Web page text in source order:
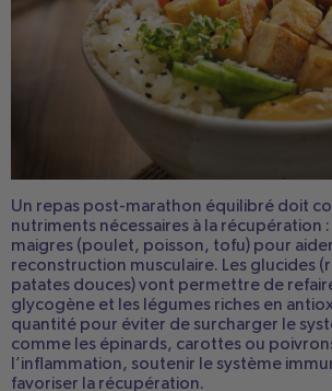
Un repas post-marathon équilibré doit
nutriments nécessaires à la récupération :
maigres (poulet, poisson, tofu) pour
reconstruction musculaire. Les glucides
patates douces) vont permettre de
glycogène et l es légumes riches en
quantité pour éviter de surcharger le
comme les épinards, carottes ou
l’inflammation, soutenir le système
favoriser la récupération.